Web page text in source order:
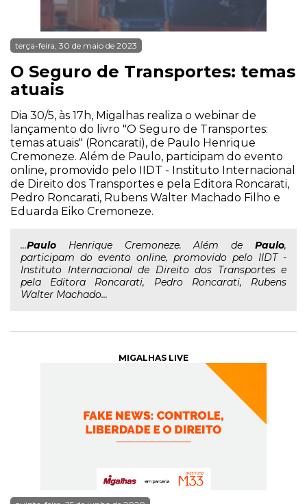
terça-feira, 30 de maio de 2023
O Seguro de Transportes: temas
atuais
Dia 30/5, às 17h, Migalhas realiza o webinar de
lançamento do livro "O Seguro de Transportes:
temas atuais" (Roncarati), de Paulo Henrique
Cremoneze. Além de Paulo, participam do evento
online, promovido pelo IIDT - Instituto Internacional
de Direito dos Transportes e pela Editora Roncarati,
Pedro Roncarati, Rubens Walter Machado Filho e
Eduarda Eiko Cremoneze.
...Paulo Henrique Cremoneze. Além de Paulo,
participam do evento online, promovido pelo IIDT -
Instituto Internacional de Direito dos Transportes e
pela Editora Roncarati, Pedro Roncarati, Rubens
Walter Machado...
MIGALHAS LIVE